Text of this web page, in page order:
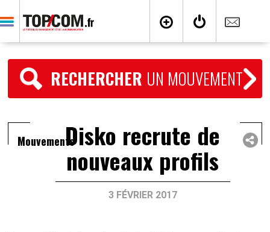
RECHERCHER UN MOUVEMENT
MouvementsDisko recrute de
nouveaux profils
3 FÉVRIER 2017